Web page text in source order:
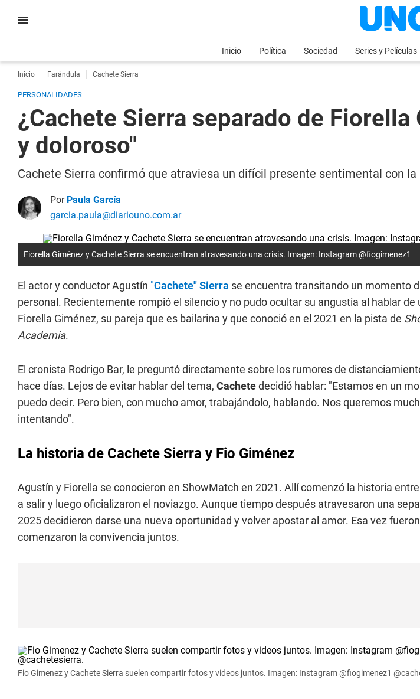
Inicio Política Sociedad Series y Películas
Inicio Farándula Cachete Sierra
PERSONALIDADES
¿Cachete Sierra separado de
y doloroso"
Cachete Sierra confirmó que atraviesa un difícil presente sentimental con la
Por Paula García
garcia.paula@diariouno.com.ar
Fiorella Giménez y Cachete Sierra se encuentran atravesando una crisis. Imagen: Instagram @fiogimenez1
El actor y conductor Agustín "Cachete" Sierra se encuentra transitando un momento
personal. Recientemente rompió el silencio y no pudo ocultar su angustia al hablar de
Fiorella Giménez, su pareja que es bailarina y que conoció en el 2021 en la pista de
Academia.
El cronista Rodrigo Bar, le preguntó directamente sobre los rumores de
hace días. Lejos de evitar hablar del tema, Cachetedecidió hablar: "Estamos en un
puedo decir. Pero bien, con mucho amor, trabajándolo, hablando. Nos queremos
intentando".
La historia de Cachete Sierra y Fio Giménez
Agustín y Fiorella se conocieron en ShowMatch en 2021. Allí comenzó la historia
a salir y luego oficializaron el noviazgo. Aunque tiempo después atravesaron una
2025 decidieron darse una nueva oportunidad y volver apostar al amor. Esa vez
comenzaron la convivencia juntos.
Fio Gimenez y Cachete Sierra suelen compartir fotos y videos juntos. Imagen: Instagram @fiogimenez1